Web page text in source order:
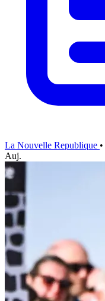
La Nouvelle Republique •
Auj.